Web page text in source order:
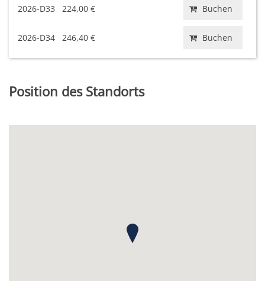
2026-D33 224,00 € Buchen
2026-D34 246,40 € Buchen
Position des Standorts